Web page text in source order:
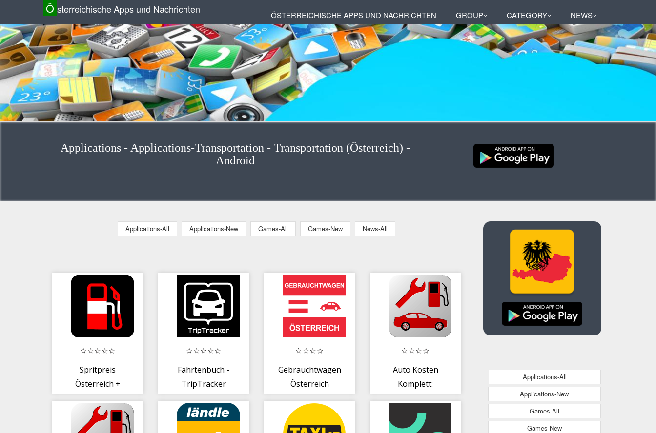
Ö sterreichische Apps und Nachrichten ÖSTERREICHISCHE APPS UND NACHRICHTEN GROUP CATEGORY NEWS
Applications - Applications-Transportation - Transportation (Österreich) -
Android
Applications-All Applications-New Games-All Games-New News-All
Spritpreis
Österreich +
Fahrtenbuch -
TripTracker
Gebrauchtwagen
Österreich
Auto Kosten
Komplett:
+Kostenkontrolle
Applications-All
Applications-New
Games-All
Games-New